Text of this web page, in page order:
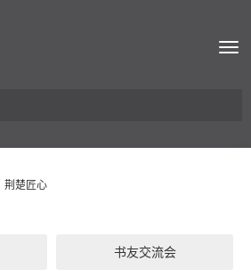
荆楚匠心
书友交流会